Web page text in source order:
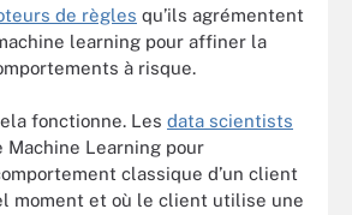
de règles qu’ils agrémentent
learning pour affiner la
à risque.
fonctionne. Les data scientists
Machine Learning pour
classique d’un client
moment et où le client utilise une